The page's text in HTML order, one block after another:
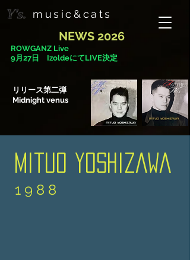
music&cats
Y's.
NEWS 2026
リリース第二弾
Midnight venus
ROWGANZ Live
9月27日 IzoldeにてLIVE決定
Mituo Yoshizawa
1 9 8 8